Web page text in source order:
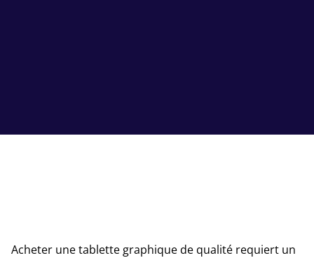
Acheter une tablette graphique de qualité requiert un